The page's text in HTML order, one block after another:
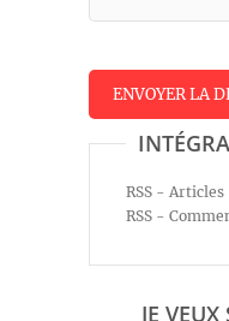
RSS - Articles
RSS -
JE